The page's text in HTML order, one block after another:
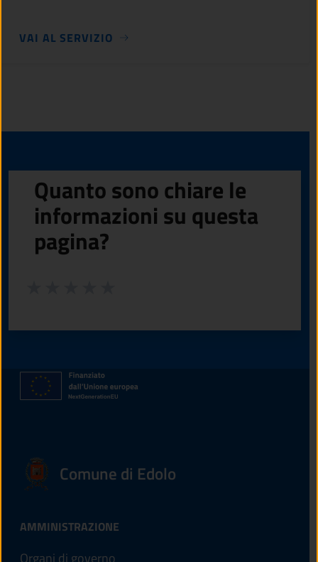
VAI AL SERVIZIO
Quanto sono chiare le
informazioni su questa
pagina?
Comune di Edolo
AMMINISTRAZIONE